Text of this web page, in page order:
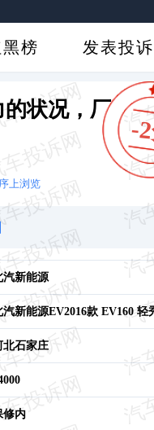
榜 发表投诉
-
状况，厂
上浏览
汽新能源
汽新能源EV2016款 EV160 轻
北石家庄
修内